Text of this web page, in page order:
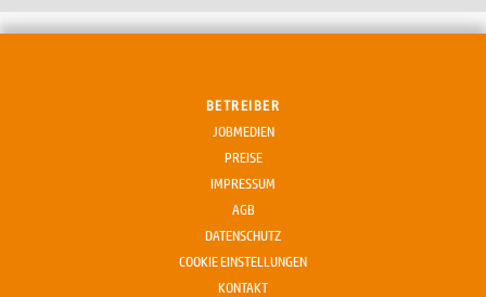
BETREIBER
JOBMEDIEN
PREISE
IMPRESSUM
AGB
DATENSCHUTZ
COOKIE EINSTELLUNGEN
KONTAKT